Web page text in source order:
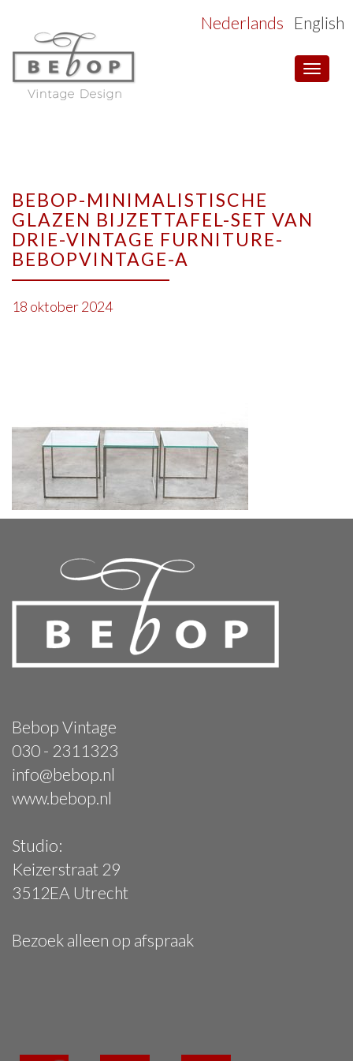
Toggle
Nederlands English
BEBOP-MINIMALISTISCHE
GLAZEN BIJZETTAFEL-SET VAN
DRIE-VINTAGE FURNITURE-
BEBOPVINTAGE-A
18 oktober 2024
Bebop Vintage
030 - 2311323
info@bebop.nl
www.bebop.nl
Studio:
Keizerstraat 29
3512EA Utrecht
Bezoek alleen op afspraak